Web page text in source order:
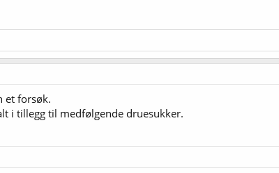
et forsøk.
i tillegg til medfølgende druesukker.